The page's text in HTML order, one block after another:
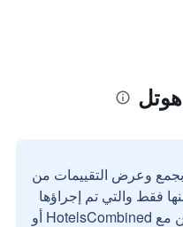
وعرض التقييمات من
فقط والتي تم إجراؤها
بواسطة مستخدمين حقيقيين مع HotelsCombined أو